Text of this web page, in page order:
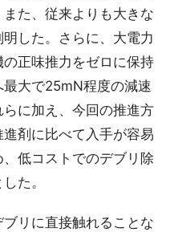
た、従来よりも大きな
した。さらに、大電力
正味推力をゼロに保持
大で25mN程度の減速
に加え、今回の推進方
剤に比べて入手が容易
低コストでのデブリ除
た。
リに直接触れることな